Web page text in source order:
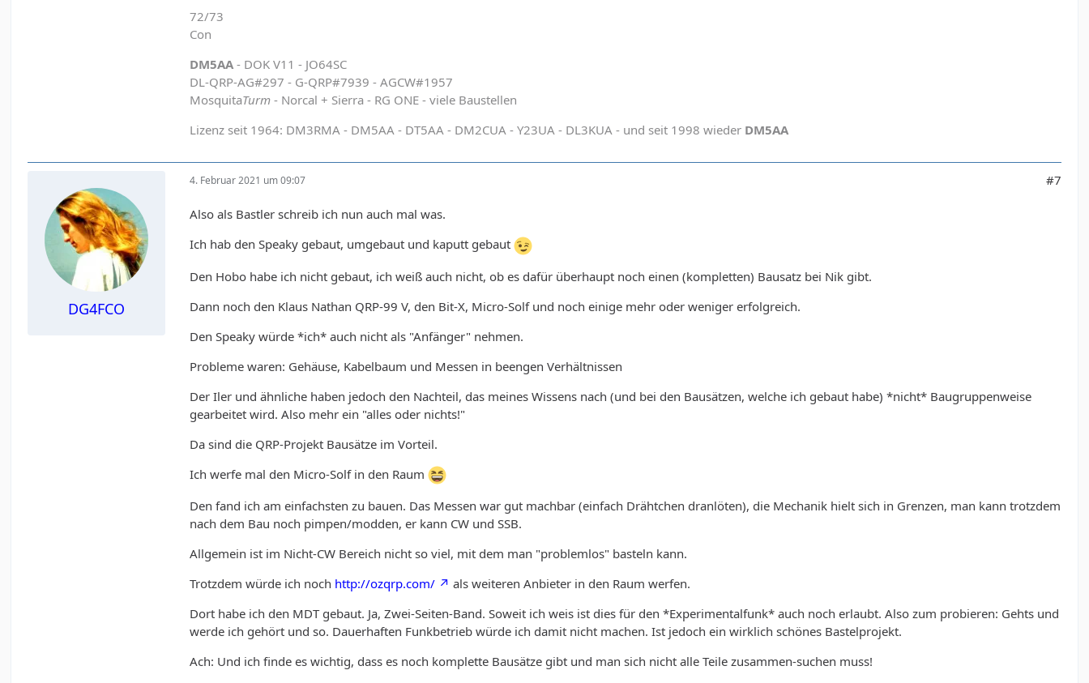
72/73
Con
DM5AA - DOK V11 - JO64SC
DL-QRP-AG#297 - G-QRP#7939 - AGCW#1957
MosquitaTurm - Norcal + Sierra - RG ONE - viele Baustellen
Lizenz seit 1964: DM3RMA - DM5AA - DT5AA - DM2CUA - Y23UA - DL3KUA - und seit 1998 wieder DM5AA
DG4FCO
4. Februar 2021 um 09:07 #7
Also als Bastler schreib ich nun auch mal was.
Ich hab den Speaky gebaut, umgebaut und kaputt gebaut
Den Hobo habe ich nicht gebaut, ich weiß auch nicht, ob es dafür überhaupt noch einen (kompletten) Bausatz bei Nik gibt.
Dann noch den Klaus Nathan QRP-99 V, den Bit-X, Micro-Solf und noch einige mehr oder weniger erfolgreich.
Den Speaky würde *ich* auch nicht als "Anfänger" nehmen.
Probleme waren: Gehäuse, Kabelbaum und Messen in beengen Verhältnissen
Der Iler und ähnliche haben jedoch den Nachteil, das meines Wissens nach (und bei den Bausätzen, welche ich gebaut habe) *nicht* Baugruppenweise
gearbeitet wird. Also mehr ein "alles oder nichts!"
Da sind die QRP-Projekt Bausätze im Vorteil.
Ich werfe mal den Micro-Solf in den Raum
Den fand ich am einfachsten zu bauen. Das Messen war gut machbar (einfach Drähtchen dranlöten), die Mechanik hielt sich in Grenzen, man kann trotzdem
nach dem Bau noch pimpen/modden, er kann CW und SSB.
Allgemein ist im Nicht-CW Bereich nicht so viel, mit dem man "problemlos" basteln kann.
Trotzdem würde ich noch http://ozqrp.com/
als weiteren Anbieter in den Raum werfen.
Dort habe ich den MDT gebaut. Ja, Zwei-Seiten-Band. Soweit ich weis ist dies für den *Experimentalfunk* auch noch erlaubt. Also zum probieren: Gehts und
werde ich gehört und so. Dauerhaften Funkbetrieb würde ich damit nicht machen. Ist jedoch ein wirklich schönes Bastelprojekt.
Ach: Und ich finde es wichtig, dass es noch komplette Bausätze gibt und man sich nicht alle Teile zusammen-suchen muss!